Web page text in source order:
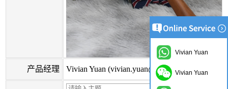
产品经理 Vivian Yuan (vivian.yuan@onflyingcn.com)
Vivian Yuan
Vivian Yuan